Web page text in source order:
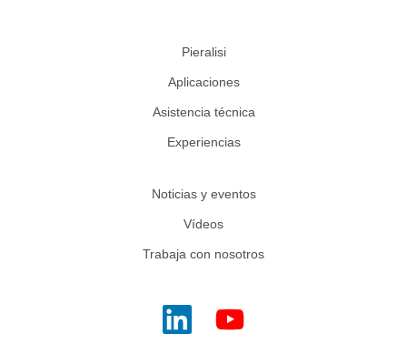
Pieralisi
Aplicaciones
Asistencia técnica
Experiencias
Noticias y eventos
Vídeos
Trabaja con nosotros